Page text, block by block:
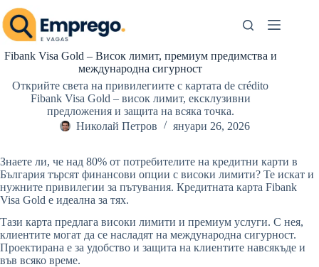
Skip
to
content
Fibank Visa Gold – Висок лимит, премиум предимства и
международна сигурност
Открийте света на привилегиите с картата de crédito
Fibank Visa Gold – висок лимит, ексклузивни
предложения и защита на всяка точка.
Николай Петров
януари 26, 2026
Знаете ли, че над 80% от потребителите на кредитни карти в
България търсят финансови опции с високи лимити? Те искат и
нужните привилегии за пътувания. Кредитната карта Fibank
Visa Gold е идеална за тях.
Тази карта предлага високи лимити и премиум услуги. С нея,
клиентите могат да се насладят на международна сигурност.
Проектирана е за удобство и защита на клиентите навсякъде и
във всяко време.